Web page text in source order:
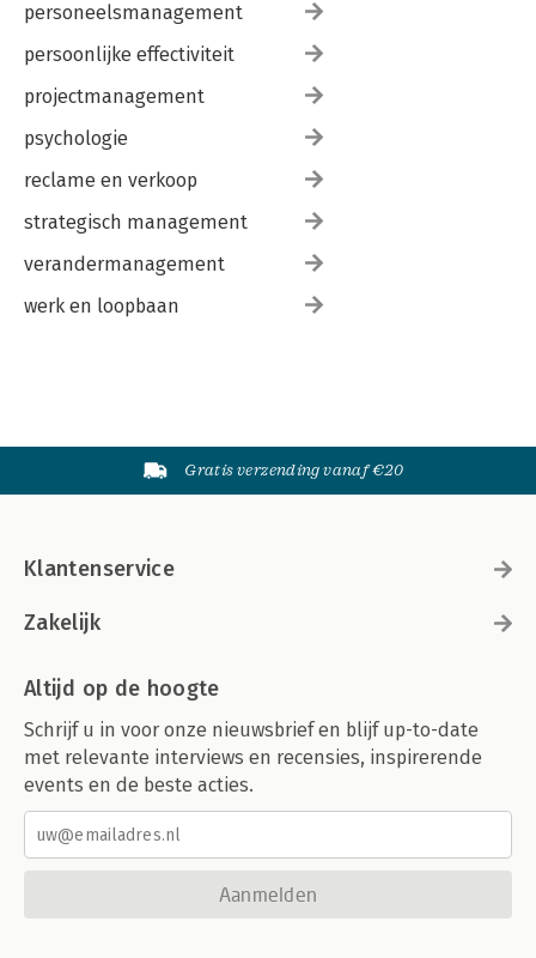
personeelsmanagement
persoonlijke effectiviteit
projectmanagement
psychologie
reclame en verkoop
strategisch management
verandermanagement
werk en loopbaan
Gratis verzending vanaf €20
Klantenservice
Zakelijk
Altijd op de hoogte
Schrijf u in voor onze nieuwsbrief en blijf up-to-date
met relevante interviews en recensies, inspirerende
events en de beste acties.
Aanmelden